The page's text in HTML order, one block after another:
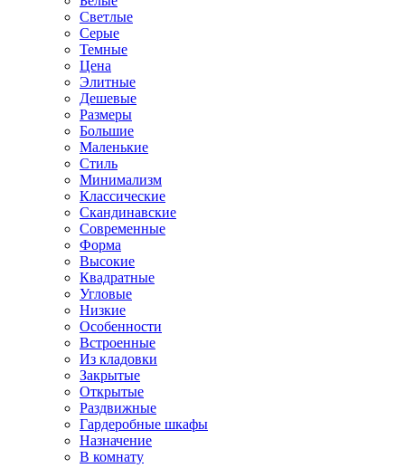
Светлые
Серые
Темные
Цена
Элитные
Дешевые
Размеры
Большие
Маленькие
Стиль
Минимализм
Классические
Скандинавские
Современные
Форма
Высокие
Квадратные
Угловые
Низкие
Особенности
Встроенные
Из кладовки
Закрытые
Открытые
Раздвижные
Гардеробные шкафы
Назначение
В комнату